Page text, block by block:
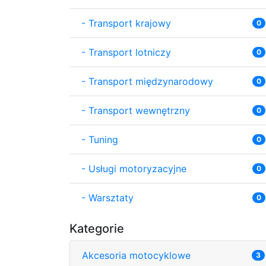
- Transport krajowy 0
- Transport lotniczy 0
- Transport międzynarodowy 0
- Transport wewnętrzny 0
- Tuning 0
- Usługi motoryzacyjne 0
- Warsztaty 0
Kategorie
Akcesoria motocyklowe 3